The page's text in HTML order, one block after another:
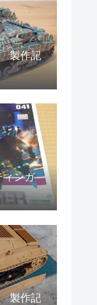
製作記
ンガ
製作記